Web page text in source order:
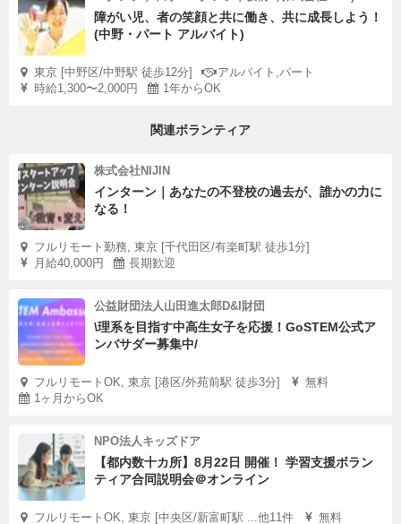
障がい児、者の笑顔と共に働き、共に成長しよう！
(中野・パート アルバイト)
東京 [中野区/中野駅 徒歩12分]
アルバイト,パート
時給1,300〜2,000円
1年からOK
関連ボランティア
株式会社NIJIN
インターン｜あなたの不登校の過去が、誰かの力に
なる！
フルリモート勤務, 東京 [千代田区/有楽町駅 徒歩1分]
月給40,000円
長期歓迎
公益財団法人山田進太郎D&I財団
\理系を目指す中高生女子を応援！GoSTEM公式ア
ンバサダー募集中/
フルリモートOK, 東京 [港区/外苑前駅 徒歩3分]
無料
1ヶ月からOK
NPO法人キッズドア
【都内数十カ所】8月22日 開催！ 学習支援ボラン
ティア合同説明会＠オンライン
フルリモートOK, 東京 [中央区/新富町駅 ...他11件
無料